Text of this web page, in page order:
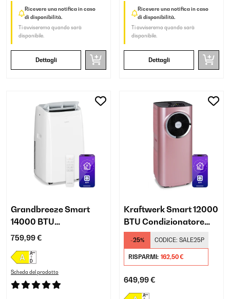
Ricevere una notifica in caso
di disponibilità.
Ti avviseremo quando sarà
disponibile.
Dettagli
Ricevere una notifica in caso
di disponibilità.
Ti avviseremo quando sarà
disponibile.
Dettagli
Grandbreeze Smart
14000 BTU
Condizionatore
759,99 €
Scheda del prodotto
Kraftwerk Smart 12000
BTU Condizionatore
portatile Oro rosa
-25% CODICE: SALE25P
RISPARMI: 162,50 €
649,99 €